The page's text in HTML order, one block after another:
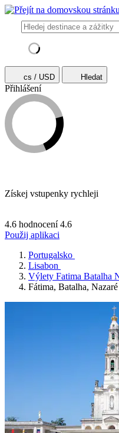
cs / USD Hledat
Přihlášení
Získej vstupenky rychleji
4.6 hodnocení 4.6
Použij aplikaci
Portugalsko
Lisabon
Výlety Fatima Batalha
Fátima, Batalha,